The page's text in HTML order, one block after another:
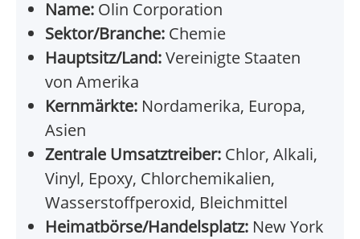
Name: Olin Corporation
Sektor/Branche: Chemie
Hauptsitz/Land:Vereinigte Staaten
von Amerika
Kernmärkte: Nordamerika, Europa,
Asien
Zentrale Umsatztreiber: Chlor, Alkali,
Vinyl, Epoxy, Chlorchemikalien,
Wasserstoffperoxid, Bleichmittel
Heimatbörse/Handelsplatz: New York